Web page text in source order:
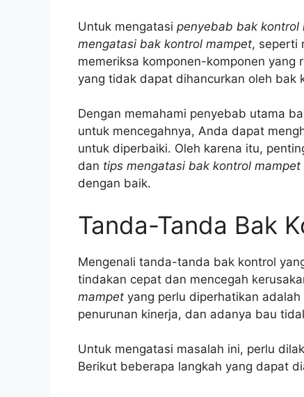
Untuk mengatasi penyebab bak kontrol
mengatasi bak kontrol mampet, seperti
memeriksa komponen-komponen
yang tidak dapat dihancurkan oleh bak
Dengan memahami penyebab utama
untuk mencegahnya, Anda dapat
untuk diperbaiki. Oleh karena itu,
dan tips mengatasi bak kontrol mampet
dengan baik.
Tanda-Tanda Bak
Mengenali tanda-tanda bak kontrol
tindakan cepat dan mencegah
mampet yang perlu diperhatikan
penurunan kinerja, dan adanya bau
Untuk mengatasi masalah ini, perlu
Berikut beberapa langkah yang dapat